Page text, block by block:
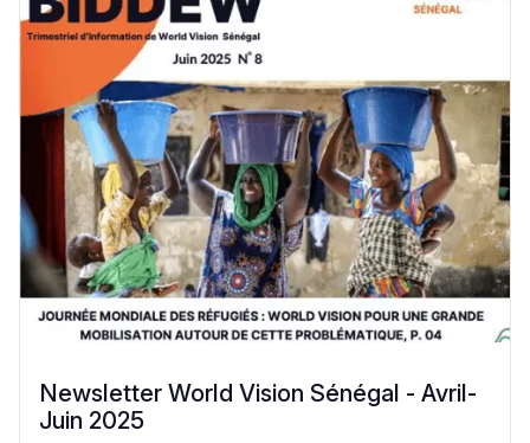
Newsletter World Vision Sénégal - Avril-
Juin 2025